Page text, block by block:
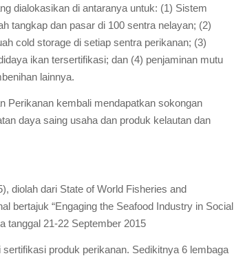
dialokasikan di antaranya untuk: (1) Sistem
tangkap dan pasar di 100 sentra nelayan; (2)
cold storage di setiap sentra perikanan; (3)
ikan tersertifikasi; dan (4) penjaminan mutu
lainnya.
Perikanan kembali mendapatkan sokongan
daya saing usaha dan produk kelautan dan
diolah dari State of World Fisheries and
bertajuk “Engaging the Seafood Industry in Social
tanggal 21-22 September 2015
produk perikanan. Sedikitnya 6 lembaga